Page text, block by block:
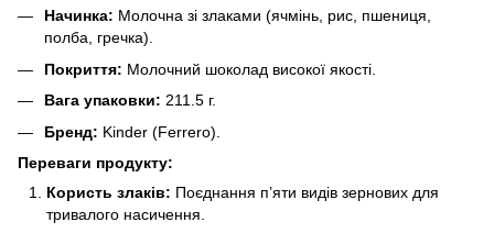
Начинка: Молочна зі злаками (ячмінь, рис, пшениця,
полба, гречка).
Покриття: Молочний шоколад високої якості.
Вага упаковки: 211.5 г.
Бренд: Kinder (Ferrero).
Переваги продукту:
Користь злаків: Поєднання п’яти видів зернових для
тривалого насичення.